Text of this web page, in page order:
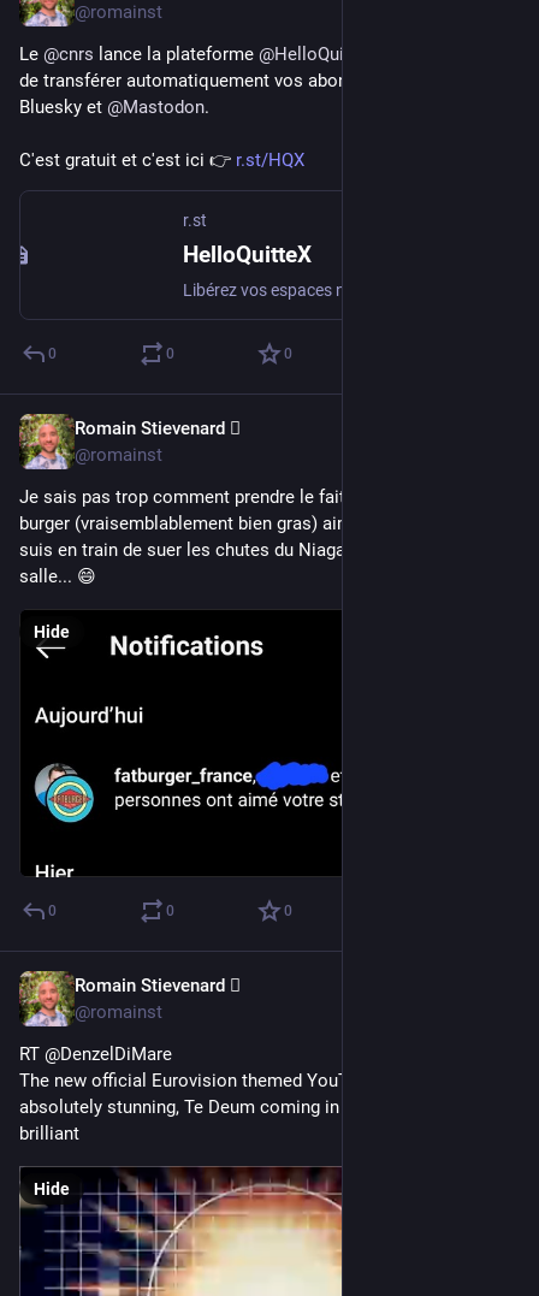
@romainst
Le @cnrs lance la plateforme @HelloQuitteX
de transférer automatiquement vos abonnements X vers
Bluesky et @Mastodon.
C'est gratuit et c'est ici 👉 r.st/HQX
r.st
HelloQuitteX
Libérez vos espaces numériques
0 0 0
Romain Stievenard 🫆
@romainst
Je sais pas trop comment prendre le fait qu'un restau de
burger (vraisemblablement bien gras) aime ma story où je
suis en train de suer les chutes du Niagara sur un vélo de
salle... 😄
Hide
0 0 0
Romain Stievenard 🫆
@romainst
RT @DenzelDiMare
The new official Eurovision themed YouTube countdown is
absolutely stunning, Te Deum coming in at (19)56 seconds is
brilliant
Hide